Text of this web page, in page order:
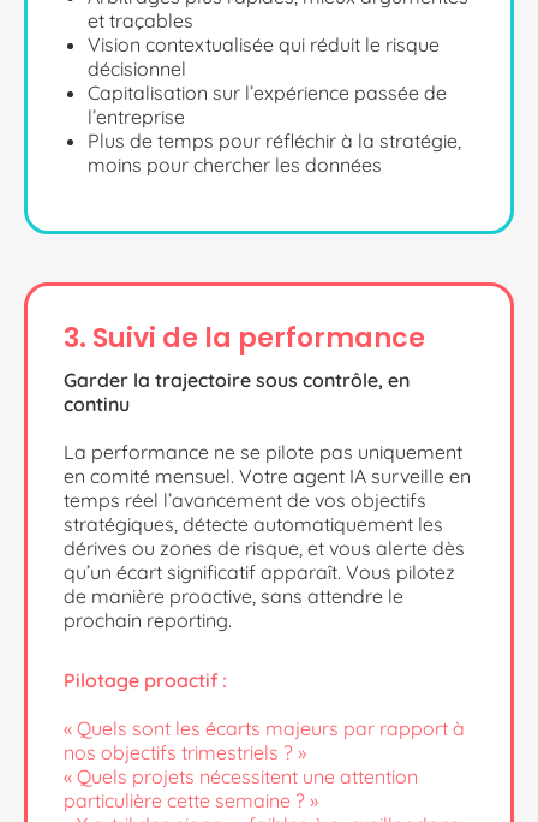
et traçables
Vision contextualisée qui réduit le risque
décisionnel
Capitalisation sur l’expérience passée de
l’entreprise
Plus de temps pour réfléchir à la stratégie,
moins pour chercher les données
3. Suivi de la performance
Garder la trajectoire sous contrôle, en
continu
La performance ne se pilote pas uniquement
en comité mensuel. Votre agent IA surveille en
temps réel l’avancement de vos objectifs
stratégiques, détecte automatiquement les
dérives ou zones de risque, et vous alerte dès
qu’un écart significatif apparaît. Vous pilotez
de manière proactive, sans attendre le
prochain reporting.
Pilotage proactif :
« Quels sont les écarts majeurs par rapport à
nos objectifs trimestriels ? »
« Quels projets nécessitent une attention
particulière cette semaine ? »